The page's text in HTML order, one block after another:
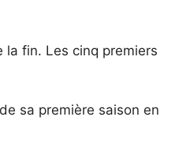
fin. Les cinq premiers
sa première saison en